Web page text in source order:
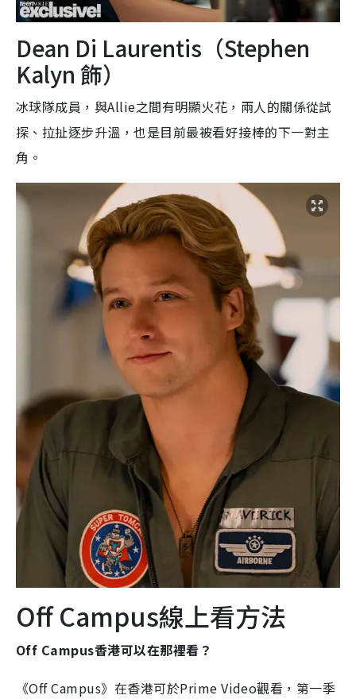
Dean Di Laurentis（Stephen
Kalyn 飾）
冰球隊成員，與Allie之間有明顯火花，兩人的關係從試
探、拉扯逐步升溫，也是目前最被看好接棒的下一對主
角。
Off Campus線上看方法
Off Campus香港可以在那裡看？
《Off Campus》在香港可於Prime Video觀看，第一季